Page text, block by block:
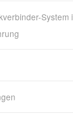
System